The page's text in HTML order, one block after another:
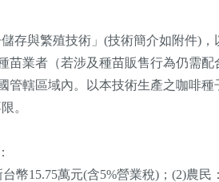
存與繁殖技術」(技術簡介如附件)，
苗業者（若涉及種苗販售行為仍需配
管轄區域內。以本技術生產之咖啡
。
幣15.75萬元(含5%營業稅)；(2)農